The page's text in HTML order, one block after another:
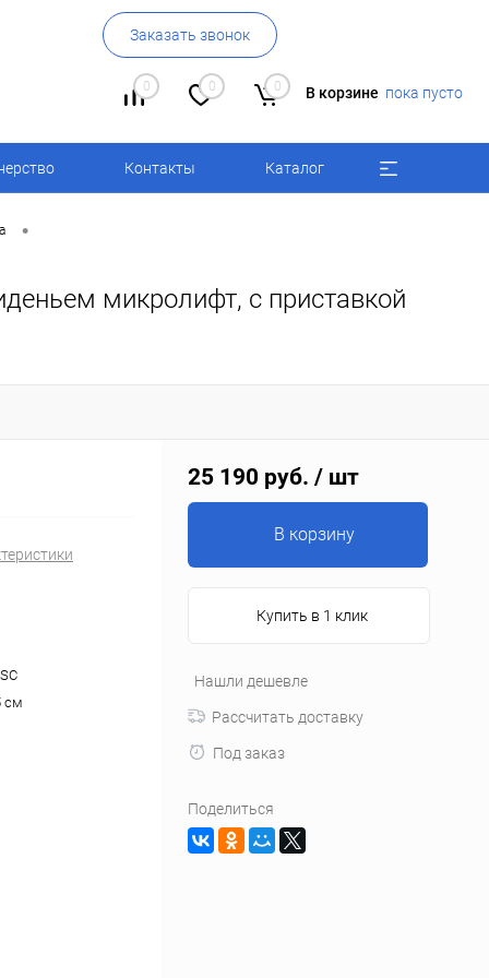
Заказать звонок
0 0 0 В корзине пока пусто
Контакты Каталог
•
микролифт, с приставкой
см
25 190 руб. / шт
В корзину
Купить в 1 клик
Нашли дешевле
Рассчитать доставку
Под заказ
Поделиться